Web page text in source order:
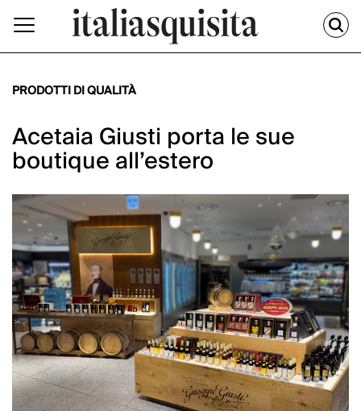
PRODOTTI DI QUALITÀ
Acetaia Giusti porta le sue
boutique all’estero